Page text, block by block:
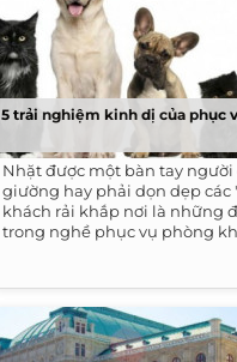
5 trải nghiệm kinh dị của phục
Nhặt được một bàn tay
giường hay phải dọn dẹp các
khách rải khắp nơi là những
trong nghề phục vụ phòng